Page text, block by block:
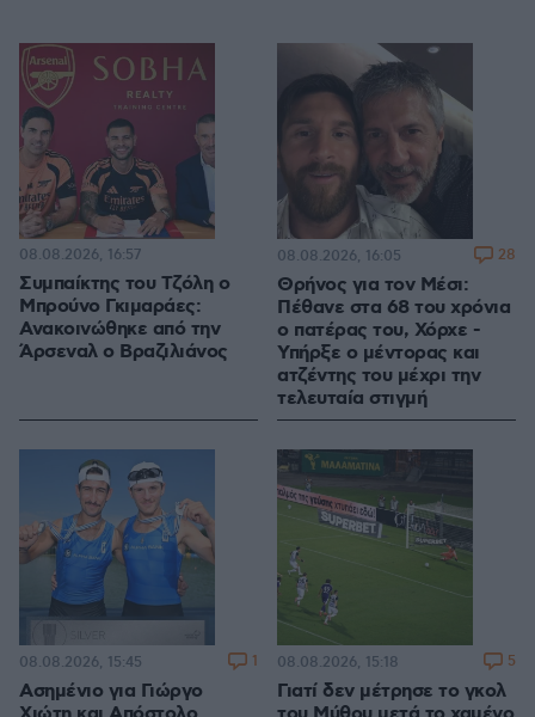
Συμπαίκτης του Τζόλη ο
Μπρούνο Γκιμαράες:
Ανακοινώθηκε από την
Άρσεναλ ο Βραζιλιάνος
08.08.2026, 16:57
Θρήνος για τον Μέσι:
Πέθανε στα 68 του χρόνια
ο πατέρας του, Χόρχε -
Υπήρξε ο μέντορας και
ατζέντης του μέχρι την
τελευταία στιγμή
08.08.2026, 16:05 28
Ασημένιο για Γιώργο
08.08.2026, 15:45 1
Γιατί δεν μέτρησε το γκολ
08.08.2026, 15:18 5